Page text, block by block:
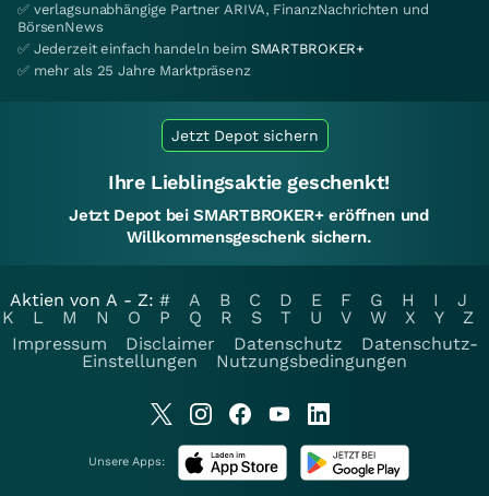
✅ verlagsunabhängige Partner ARIVA, FinanzNachrichten und
BörsenNews
✅ Jederzeit einfach handeln beim SMARTBROKER+
✅ mehr als 25 Jahre Marktpräsenz
Jetzt Depot sichern
Ihre Lieblingsaktie geschenkt!
Jetzt Depot bei SMARTBROKER+ eröffnen und
Willkommensgeschenk sichern.
Aktien von A - Z: # A B C D E F G H I
J
K
L M N O P Q R S T U V W X Y
Z
Impressum
Disclaimer Datenschutz
Datenschutz-
Einstellungen
Nutzungsbedingungen
Unsere Apps: